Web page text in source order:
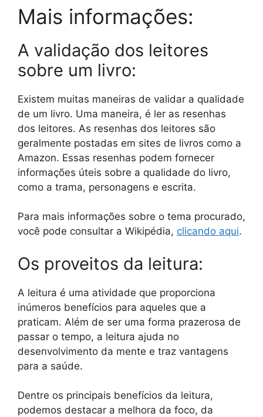
Mais informações:
A validação dos leitores
sobre um livro:
Existem muitas maneiras de validar a qualidade
de um livro. Uma maneira, é ler as resenhas
dos leitores. As resenhas dos leitores são
geralmente postadas em sites de livros como a
Amazon. Essas resenhas podem fornecer
informações úteis sobre a qualidade do livro,
como a trama, personagens e escrita.
Para mais informações sobre o tema procurado,
você pode consultar a Wikipédia, clicando aqui.
Os proveitos da leitura:
A leitura é uma atividade que proporciona
inúmeros benefícios para aqueles que a
praticam. Além de ser uma forma prazerosa de
passar o tempo, a leitura ajuda no
desenvolvimento da mente e traz vantagens
para a saúde.
Dentre os principais benefícios da leitura,
podemos destacar a melhora da foco, da